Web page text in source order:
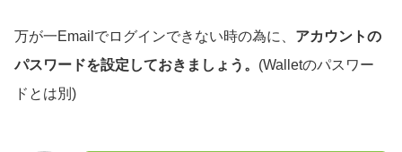
万が一Emailでログインできない時の為に、 アカウントの
パスワードを設定しておきましょう。 (Walletのパスワー
ドとは別)